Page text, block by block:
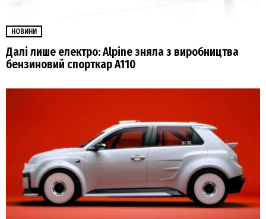
НОВИНИ
Далі лише електро: Alpine зняла з виробництва
бензиновий спорткар A110